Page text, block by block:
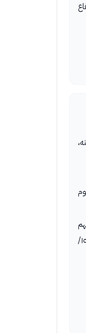
لطاعتك، وعصمتهم من الضلالة والهوى والشيطان، فهؤلاء لا أقدر على إضلالهم وإغوائهم، كما قال تعالى: إِنَّ عِبادِي لَيْسَ لَكَ عَلَيْهِمْ سُلْطانٌ، إِلَّا مَنِ اتَّبَعَكَ مِنَ الْغاوِينَ [الحجر ١٥/